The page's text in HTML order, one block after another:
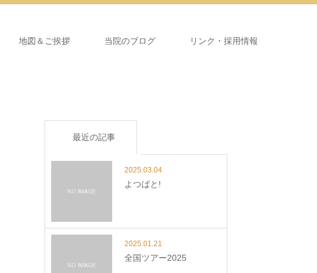
地図＆ご挨拶 当院のブログ リンク・採用情報
最近の記事
2025.03.04
よつばと!
2025.01.21
全国ツアー2025